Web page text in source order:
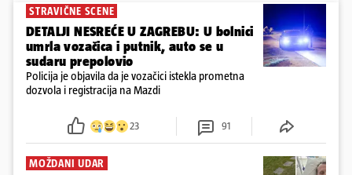
STRAVIČNE SCENE
DETALJI NESREĆE U ZAGREBU: U bolnici
umrla vozačica i putnik, auto se u
sudaru prepolovio
Policija je objavila da je vozačici istekla prometna
dozvola i registracija na Mazdi
23 91
MOŽDANI UDAR